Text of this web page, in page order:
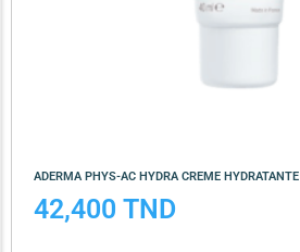
ADERMA PHYS-AC HYDRA CREME HYDRATANTE
42,400 TND